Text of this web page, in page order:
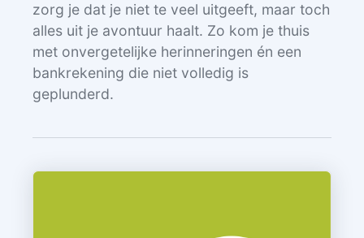
zorg je dat je niet te veel uitgeeft, maar toch
alles uit je avontuur haalt. Zo kom je thuis
met onvergetelijke herinneringen én een
bankrekening die niet volledig is
geplunderd.